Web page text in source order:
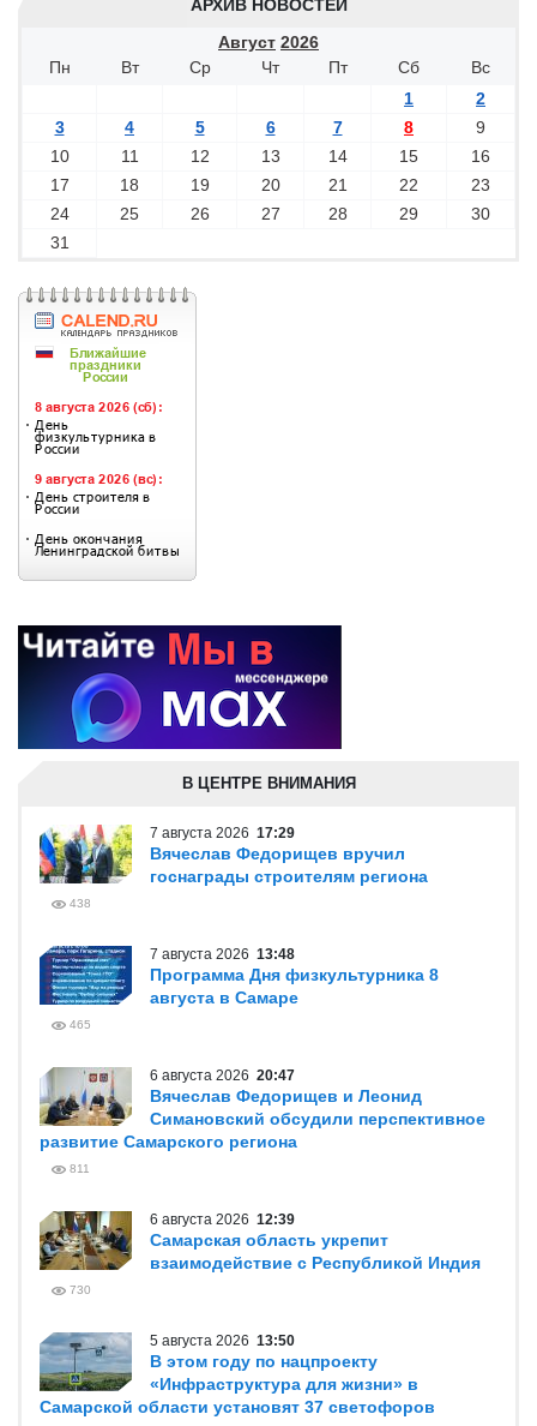
АРХИВ НОВОСТЕЙ
Август 2026
Пн
Вт Ср Чт Пт Сб
Вс
1
2
3
4 5 6 7 8
9
10
11 12 13 14 15
16
17
18 19 20 21 22
23
24
25 26 27 28 29
30
31
В ЦЕНТРЕ ВНИМАНИЯ
7 августа 2026 17:29
Вячеслав Федорищев вручил
госнаграды строителям региона
438
7 августа 2026 13:48
Программа Дня физкультурника 8
августа в Самаре
465
6 августа 2026 20:47
Вячеслав Федорищев и Леонид
Симановский обсудили перспективное
развитие Самарского региона
811
6 августа 2026 12:39
Самарская область укрепит
взаимодействие с Республикой Индия
730
5 августа 2026 13:50
В этом году по нацпроекту
«Инфраструктура для жизни» в
Самарской области установят 37 светофоров